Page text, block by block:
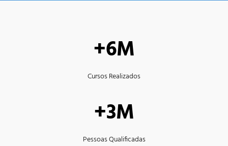
+6M
Cursos Realizados
+3M
Pessoas Qualificadas